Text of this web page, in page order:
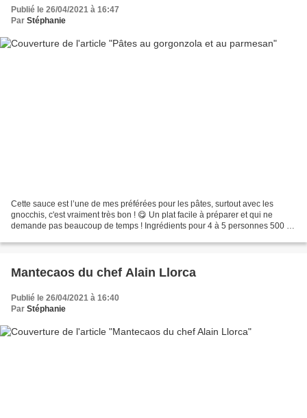
Publié le 26/04/2021 à 16:47
Par Stéphanie
Cette sauce est l’une de mes préférées pour les pâtes, surtout avec les
gnocchis, c'est vraiment très bon ! 😋 Un plat facile à préparer et qui ne
demande pas beaucoup de temps ! Ingrédients pour 4 à 5 personnes 500 g
Mantecaos du chef Alain Llorca
Publié le 26/04/2021 à 16:40
Par Stéphanie